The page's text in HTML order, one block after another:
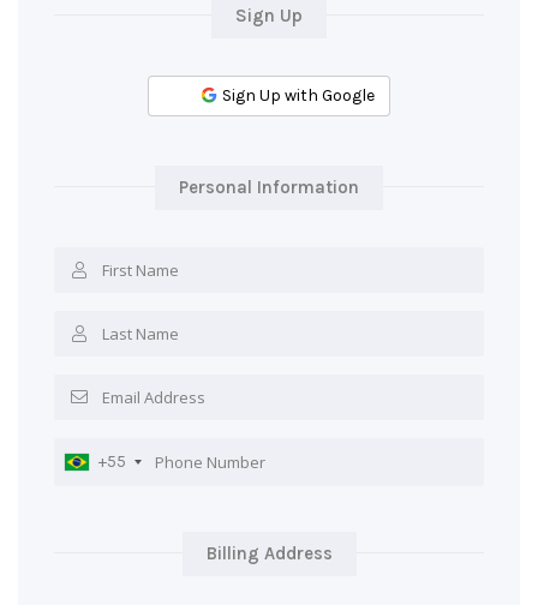
Sign Up
Sign Up with Google
Personal Information
+55
Billing Address